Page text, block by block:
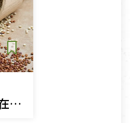
藜麥與紅藜米差別在哪？超級食物「五穀之母」煮法、功效與黃金比例公開